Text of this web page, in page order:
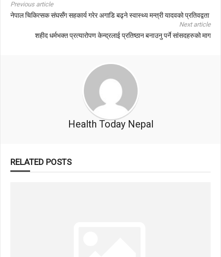
Previous article
नेपाल चिकित्सक संघसँग सहकार्य गरेर अगाडि बढ्ने स्वास्थ्य मन्त्री यादवको प्रतिवद्वता
Next article
शहीद धर्मभक्त प्रत्यारोपण केन्द्रलाई प्रतिष्ठान बनाउनु पर्ने सांसदहरुको माग
Health Today Nepal
RELATED POSTS